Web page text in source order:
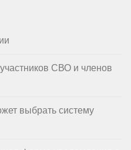
СВО и членов
выбрать систему